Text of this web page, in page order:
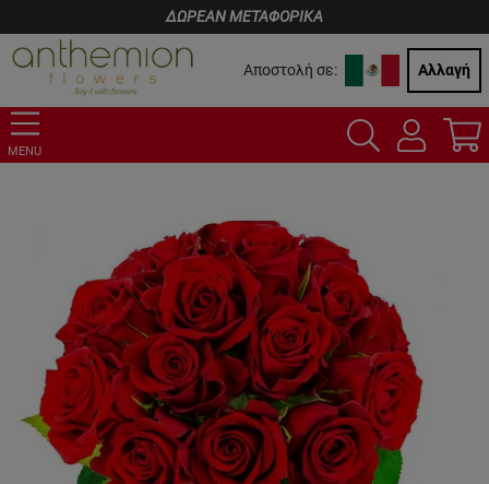
ΔΩΡΕΑΝ ΜΕΤΑΦΟΡΙΚΑ
Αποστολή σε: Αλλαγή
MENU